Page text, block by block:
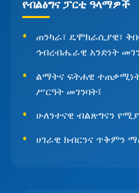
የብልፅግና ፓርቲ ዓላማዎች
ጠንካራ፣ ዴሞክራሲያዊ፣
ኅብረብሔራዊ አንድነት
ልማትና ፍትሐዊ
ሥርዓት መገንባት፤
ሁለንተናዊ ብልጽግናን
ሀገራዊ ክብርንና ጥቅምን